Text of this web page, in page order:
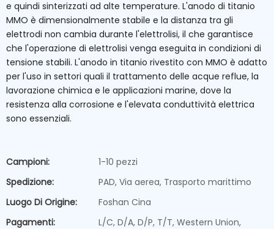
e quindi sinterizzati ad alte temperature. L'anodo di titanio
MMO è dimensionalmente stabile e la distanza tra gli
elettrodi non cambia durante l'elettrolisi, il che garantisce
che l'operazione di elettrolisi venga eseguita in condizioni di
tensione stabili. L'anodo in titanio rivestito con MMO è adatto
per l'uso in settori quali il trattamento delle acque reflue, la
lavorazione chimica e le applicazioni marine, dove la
resistenza alla corrosione e l'elevata conduttività elettrica
sono essenziali.
Campioni:
1-10 pezzi
Spedizione:
PAD, Via aerea, Trasporto marittimo
Luogo Di Origine:
Foshan Cina
Pagamenti:
L/C, D/A, D/P, T/T, Western Union,